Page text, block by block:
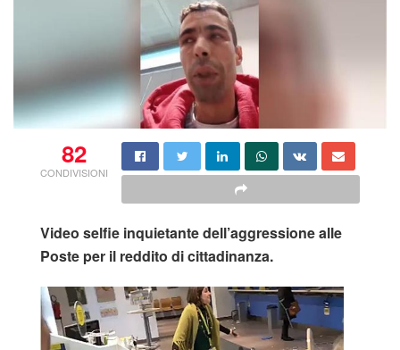
82
CONDIVISIONI
Video selfie inquietante dell’aggressione alle
Poste per il reddito di cittadinanza.